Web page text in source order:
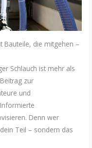
Bauteile, die mitgehen –
Schlauch ist mehr als
zur
und
Denn wer
Teil – sondern das